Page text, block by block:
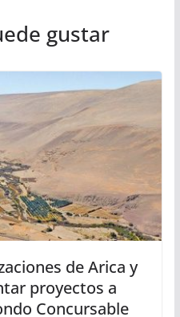
gustar
de Arica y
proyectos a
Concursable